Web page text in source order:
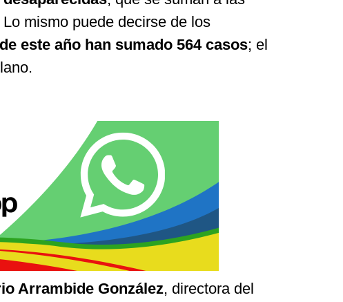
mismo puede decirse de los
este año han sumado 564 casos; el
Arrambide González, directora del